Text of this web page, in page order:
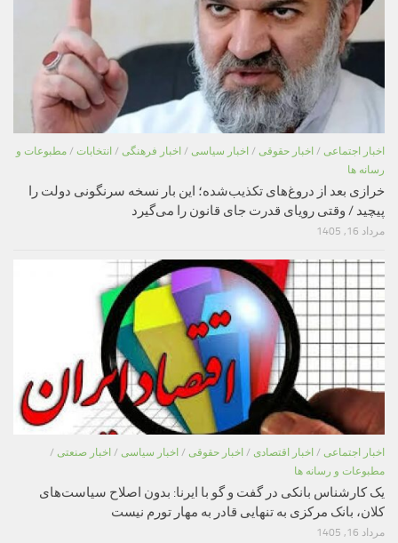
اخبار اجتماعی / اخبار حقوقی / اخبار سیاسی / اخبار فرهنگی / انتخابات / مطبوعات و
رسانه ها
خرازی بعد از دروغ‌های تکذیب‌شده؛ این بار نسخه سرنگونی دولت را
پیچید / وقتی رویای قدرت جای قانون را می‌گیرد
مرداد 16, 1405
اخبار اجتماعی / اخبار اقتصادی / اخبار حقوقی / اخبار سیاسی / اخبار صنعتی /
مطبوعات و رسانه ها
یک کارشناس بانکی در گفت و گو با ایرنا: بدون اصلاح سیاست‌های
کلان، بانک مرکزی به تنهایی قادر به مهار تورم نیست
مرداد 16, 1405